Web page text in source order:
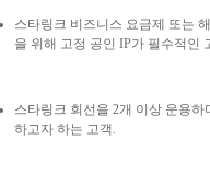
스타링크 비즈니스 요금제 또는
을 위해 고정 공인 IP가 필수적인
스타링크 회선을 2개 이상 운용하
하고자 하는 고객 .